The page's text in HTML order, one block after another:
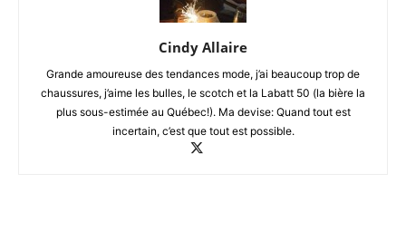
Cindy Allaire
Grande amoureuse des tendances mode, j’ai beaucoup trop de
chaussures, j’aime les bulles, le scotch et la Labatt 50 (la bière la
plus sous-estimée au Québec!). Ma devise: Quand tout est
incertain, c’est que tout est possible.